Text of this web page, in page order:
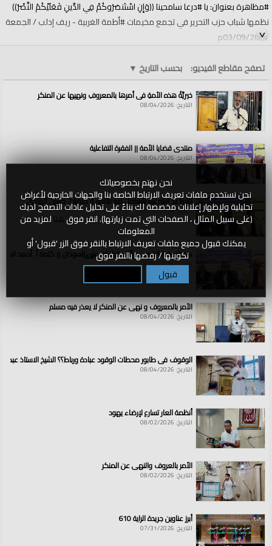
نحن نهتم بخصوصياتك
نحن نستخدم ملفات تعريف الارتباط الخاصة بنا والجهات الخارجية لأغراض
تحليلية ولإظهار إعلانات مخصصة لك بناءً على تحليل عادات التصفح لديك
(على سبيل المثال ، الصفحات التي تمت زيارتها). انقر فوق لمزيد من
المعلومات
يمكنك قبول جميع ملفات تعريف الارتباط بالنقر فوق الزر 'قبول' أو
تكوينها / رفضها بالنقر فوق
قبول
#مظاهرة بعنوان: يا #درعا سامحينا ((وَإِنِ اسْتَنصَرُوكُمْ فِي الدِّينِ فَعَلَيْكُمُ النَّصْرُ))
نظمها شباب حزب التحرير في تجمع مخيمات #أطمة الغربية - ريف إدلب / الجمعة
03/09/2021م
الولايات والمناطق
الولايات والمناطق»سوريا
قنوات:
الولايات والمناطق
العلامات:يا |درعا|سامحينا(وَإِنِ
تجمع|مخيمات|أطمة
تصفح مقاطع الفيديو: بحسب التاريخ ▼
خيريَّةُ هذه الأمةِ في أمرِها بالمعروفِ ونهيِها عن المنكرِ
التاريخ: 08/04/2026
منتدى قضايا الأمة || الفقرة التفاعلية
التاريخ: 08/04/2026
القواعد الشرعية للتعامل مع الأنهار || كلمة أ. حسين الهادي
التاريخ: 08/04/2026
سد النهضة الاثيوبي وآثاره الكارثية على السودان || كلمة أ. أحمد
التاريخ: 08/04/2026
الأمر بالمعروف و نهي عن المنكر لا يعذر فيه مسلم
التاريخ: 08/04/2026
الوقوف في طابور محطات الوقود عبادة ورباط؟؟ الشيخ الاستاذ عبد
التاريخ: 08/04/2026
أنظمة العار تسارع لإرضاء يهود
التاريخ: 08/02/2026
الأمر بالعروف والنهي عن المنكر
التاريخ: 08/02/2026
أبرز عناوين جريدة الراية 610
التاريخ: 07/31/2026